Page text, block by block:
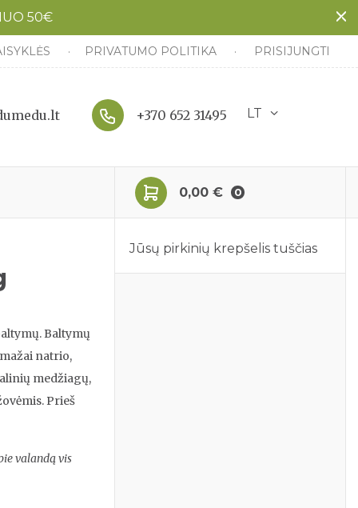
50€
PRIVATUMO POLITIKA PRISIJUNGTI
+370 652 31495 LT
0,00 € 0
Baltymų
natrio,
medžiagų,
Prieš
valandą vis
Jūsų pirkinių krepšelis tuščias